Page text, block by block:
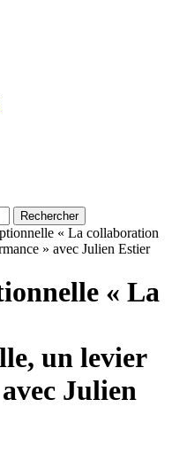
Rechercher
« La collaboration
» avec Julien Estier
« La
un levier
Julien